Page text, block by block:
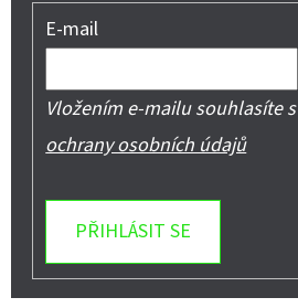
E-mail
Vložením e-mailu souhlasíte s
ochrany osobních údajů
PŘIHLÁSIT SE